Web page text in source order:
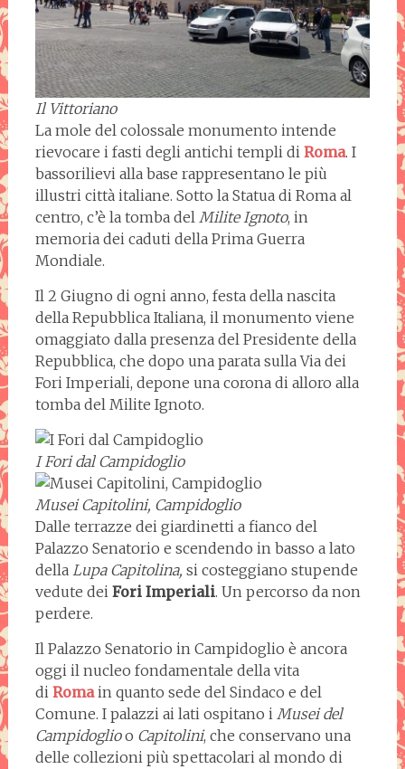
Il Vittoriano
La mole del colossale monumento intende
rievocare i fasti degli antichi templi di Roma. I
bassorilievi alla base rappresentano le più
illustri città italiane. Sotto la Statua di Roma al
centro, c’è la tomba del Milite Ignoto, in
memoria dei caduti della Prima Guerra
Mondiale.
Il 2 Giugno di ogni anno, festa della nascita
della Repubblica Italiana, il monumento viene
omaggiato dalla presenza del Presidente della
Repubblica, che dopo una parata sulla Via dei
Fori Imperiali, depone una corona di alloro alla
tomba del Milite Ignoto.
I Fori dal Campidoglio
Musei Capitolini, Campidoglio
Dalle terrazze dei giardinetti a fianco del
Palazzo Senatorio e scendendo in basso a lato
della Lupa Capitolina, si costeggiano stupende
vedute dei Fori Imperiali. Un percorso da non
perdere.
Il Palazzo Senatorio in Campidoglio è ancora
oggi il nucleo fondamentale della vita
di Romain quanto sede del Sindaco e del
Comune. I palazzi ai lati ospitano i Musei del
Campidoglioo Capitolini, che conservano una
delle collezioni più spettacolari al mondo di